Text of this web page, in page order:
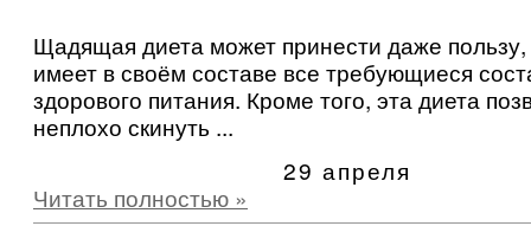
Щадящая диета может принести даже
имеет в своём составе все требующиеся
здорового питания. Кроме того, эта диета
неплохо скинуть ...
29 апреля
Читать полностью »